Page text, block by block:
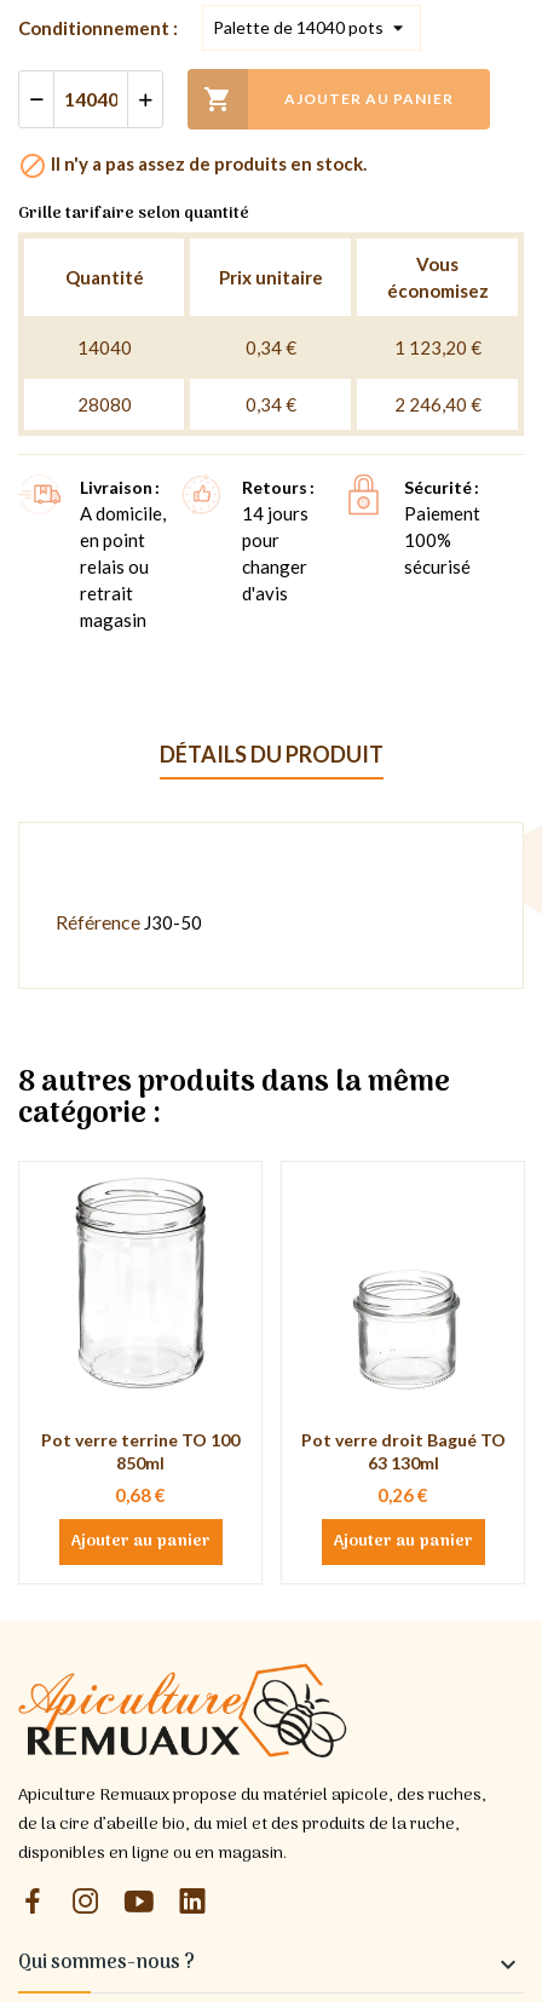
Conditionnement :
 AJOUTER AU PANIER
 Il n'y a pas assez de produits en stock.
Grille tarifaire selon quantité
Quantité Prix unitaire
Vous
économisez
14040 0,34 € 1 123,20 €
28080 0,34 € 2 246,40 €
Livraison
A domicile,
en point
relais ou
retrait
magasin
Retours
14 jours
pour
changer
d'avis
Sécurité
Paiement
100%
sécurisé
DÉTAILS DU PRODUIT
Référence J30-50
8 autres produits dans la même
catégorie :
Pot verre terrine TO 100
850ml
0,68 €
Ajouter au panier
Pot verre droit Bagué TO
63 130ml
0,26 €
Ajouter au panier
Apiculture Remuaux propose du matériel apicole, des ruches,
de la cire d’abeille bio, du miel et des produits de la ruche,
disponibles en ligne ou en magasin.
Qui sommes-nous ? 